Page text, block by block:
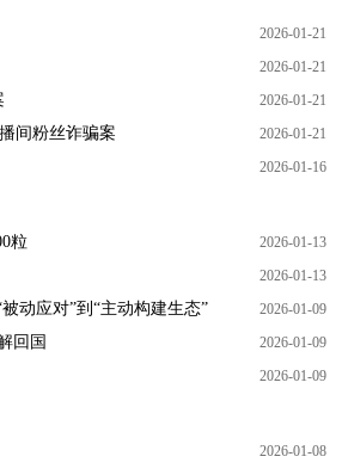
2026-01-21
2026-01-21
2026-01-21
间粉丝诈骗案 2026-01-21
2026-01-16
粒 2026-01-13
2026-01-13
动应对”到“主动构建生态” 2026-01-09
回国 2026-01-09
2026-01-09
2026-01-08